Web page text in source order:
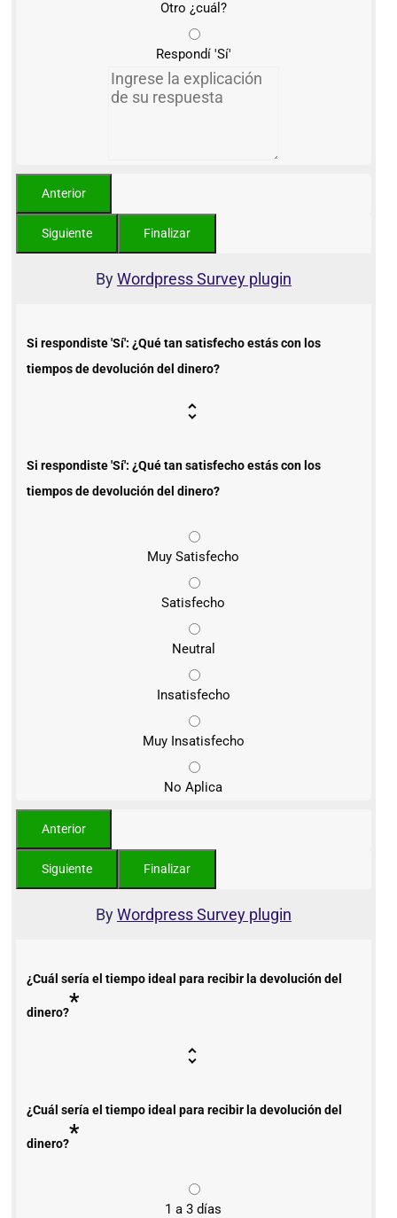
Otro ¿cuál?
Respondí 'Sí'
ByWordpress Survey plugin
Si respondiste 'Sí': ¿Qué tan satisfecho estás con los
tiempos de devolución del dinero?
Si respondiste 'Sí': ¿Qué tan satisfecho estás con los
tiempos de devolución del dinero?
Muy Satisfecho
Satisfecho
Neutral
Insatisfecho
Muy Insatisfecho
No Aplica
ByWordpress Survey plugin
¿Cuál sería el tiempo ideal para recibir la devolución del
dinero?*
¿Cuál sería el tiempo ideal para recibir la devolución del
dinero?*
1 a 3 días